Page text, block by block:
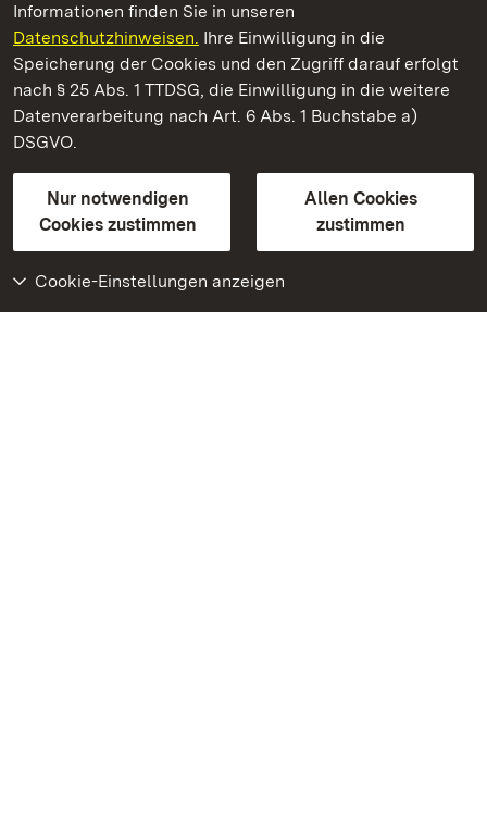
Informationen finden Sie in unseren
Datenschutzhinweisen. Ihre Einwilligung in die
Speicherung der Cookies und den Zugriff darauf erfolgt
nach § 25 Abs. 1 TTDSG, die Einwilligung in die weitere
Datenverarbeitung nach Art. 6 Abs. 1 Buchstabe a)
DSGVO.
Nur notwendigen
Cookies zustimmen
Allen Cookies
zustimmen
Cookie-Einstellungen anzeigen
Schloss und Schlossgarten Schwetzingen
Staatliche Schlösser und Gärten Baden-Württemberg
Kontakt
GebärdenspracheLeichte Sprache
Erklärung zur Barrierefreiheit
BITV-konform (geprüfte Seiten)
Weiteres